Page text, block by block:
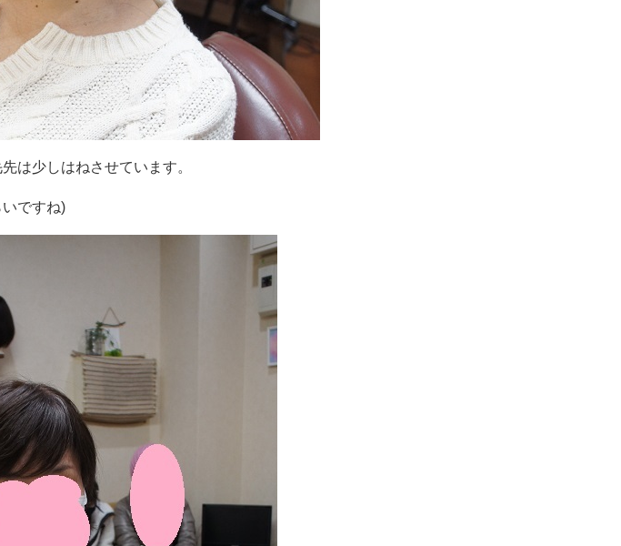
は少しはねさせています。
いですね)